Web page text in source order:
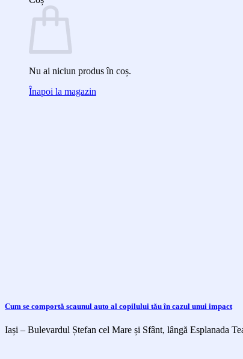
Nu ai niciun produs în coș.
Înapoi la magazin
Cum se comportă scaunul auto al copilului tău în cazul unui impact
Iași – Bulevardul Ștefan cel Mare și Sfânt, lângă Esplanada